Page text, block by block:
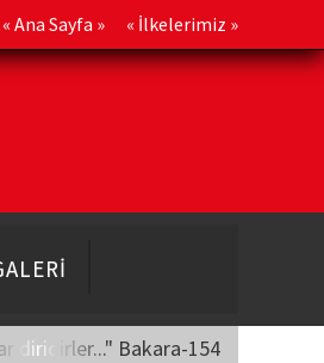
« Ana Sayfa » « İlkelerimiz »
diridirler..." Bakara-154